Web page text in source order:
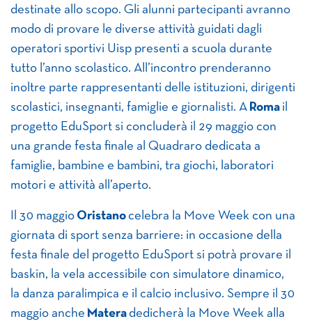
destinate allo scopo. Gli alunni partecipanti avranno
modo di provare le diverse attività guidati dagli
operatori sportivi Uisp presenti a scuola durante
tutto l’anno scolastico. All’incontro prenderanno
inoltre parte rappresentanti delle istituzioni, dirigenti
scolastici, insegnanti, famiglie e giornalisti. A Roma il
progetto EduSport si concluderà il 29 maggio con
una grande festa finale al Quadraro dedicata a
famiglie, bambine e bambini, tra giochi, laboratori
motori e attività all’aperto.
Il 30 maggio Oristano celebra la Move Week con una
giornata di sport senza barriere: in occasione della
festa finale del progetto EduSport si potrà provare il
baskin, la vela accessibile con simulatore dinamico,
la danza paralimpica e il calcio inclusivo. Sempre il 30
maggio anche Matera dedicherà la Move Week alla